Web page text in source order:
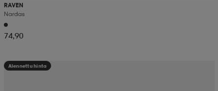
RAVEN
Nardas
74,90
Alennettu hinta